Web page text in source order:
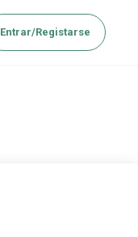
Entrar/Registarse